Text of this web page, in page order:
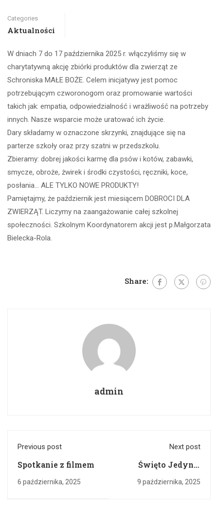
Categories
Aktualności
W dniach 7 do 17 października 2025 r. włączyliśmy się w
charytatywną akcję zbiórki produktów dla zwierząt ze
Schroniska MAŁE BOŻE. Celem inicjatywy jest pomoc
potrzebującym czworonogom oraz promowanie wartości
takich jak: empatia, odpowiedzialność i wrażliwość na potrzeby
innych. Nasze wsparcie może uratować ich życie.
Dary składamy w oznaczone skrzynki, znajdujące się na
parterze szkoły oraz przy szatni w przedszkolu.
Zbieramy: dobrej jakości karmę dla psów i kotów, zabawki,
smycze, obroże, żwirek i środki czystości, ręczniki, koce,
posłania… ALE TYLKO NOWE PRODUKTY!
Pamiętajmy, że październik jest miesiącem DOBROCI DLA
ZWIERZĄT. Liczymy na zaangażowanie całej szkolnej
społeczności. Szkolnym Koordynatorem akcji jest p.Małgorzata
Bielecka-Rola.
Share:
admin
Previous post
Spotkanie z filmem
6 października, 2025
Next post
Święto Jedynej
Pancernej naszego
9 października, 2025